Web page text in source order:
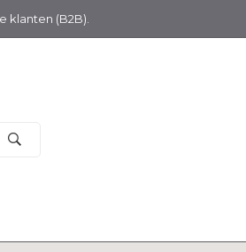
klanten (B2B).